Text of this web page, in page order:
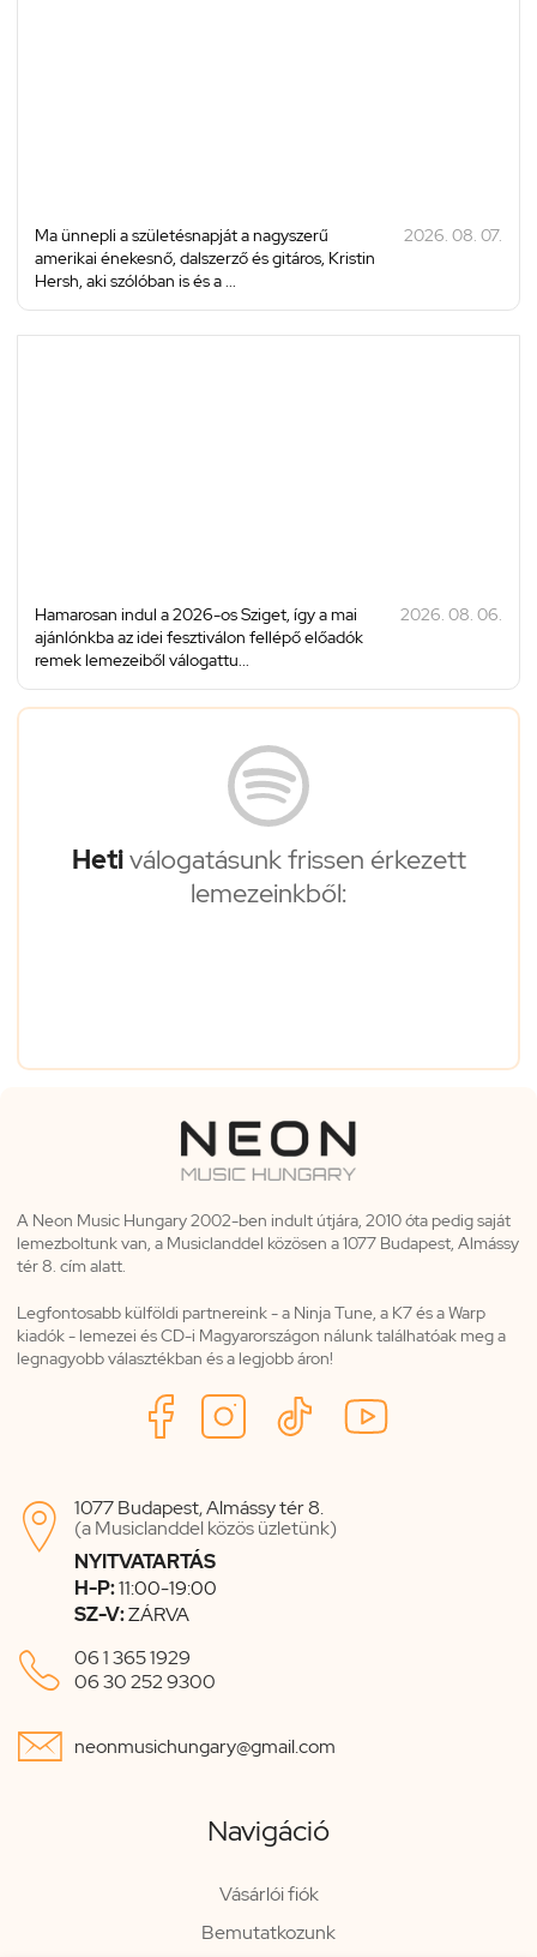
Ma ünnepli a születésnapját a nagyszerű
amerikai énekesnő, dalszerző és gitáros, Kristin
Hersh, aki szólóban is és a ...
2026. 08. 07.
Hamarosan indul a 2026-os Sziget, így a mai
ajánlónkba az idei fesztiválon fellépő előadók
remek lemezeiből válogattu...
2026. 08. 06.
Hetiválogatásunk frissen érkezett
lemezeinkből:
A Neon Music Hungary 2002-ben indult útjára, 2010 óta pedig saját
lemezboltunk van, a Musiclanddel közösen a 1077 Budapest, Almássy
tér 8. cím alatt.
Legfontosabb külföldi partnereink - a Ninja Tune, a K7 és a Warp
kiadók - lemezei és CD-i Magyarországon nálunk találhatóak meg a
legnagyobb választékban és a legjobb áron!

1077 Budapest, Almássy tér 8.
(a Musiclanddel közös üzletünk)
NYITVATARTÁS
H-P:11:00-19:00
SZ-V:ZÁRVA
 06 1 365 1929
06 30 252 9300
 neonmusichungary@gmail.com
Navigáció
Vásárlói fiók
Bemutatkozunk